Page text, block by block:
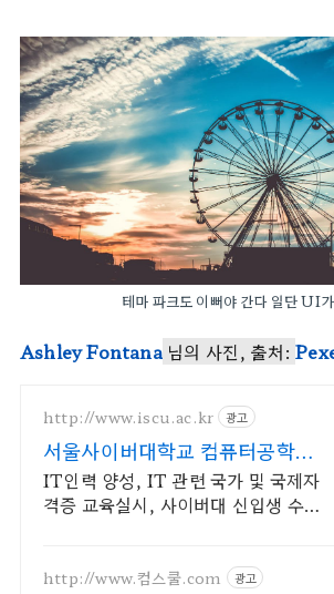
테마 파크도 이뻐야 간다 일단 UI
Ashley Fontana 님의 사진, 출처:
http://www.iscu.ac.kr 광고
서울사이버대학교 컴퓨터공학과
2026 가을학기 신편입생
IT인력 양성, IT 관련 국가 및 국제자
격증 교육실시, 사이버대 신입생 수 1
http://www.컴스쿨.com 광고